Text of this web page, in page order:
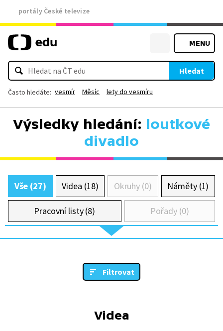
portály České televize
MENU
Hledat
Často hledáte: vesmír Měsíc lety do vesmíru
Výsledky hledání: loutkové
divadlo
Vše (27) Videa (18) Okruhy (0) Náměty (1)
Pracovní listy (8) Pořady (0)
Filtrovat
Videa